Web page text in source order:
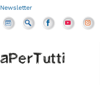
Newsletter